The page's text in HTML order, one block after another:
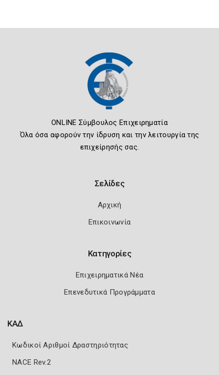
ONLINE Σύμβουλος Επιχειρηματία
Όλα όσα αφορούν την ίδρυση και την λειτουργία της
επιχείρησής σας.
Σελίδες
Αρχική
Επικοινωνία
Κατηγορίες
Επιχειρηματικά Νέα
Επενεδυτικά Προγράμματα
ΚΑΔ
Κωδικοί Αριθμοί Δραστηριότητας
NACE Rev.2